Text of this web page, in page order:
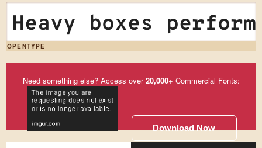
Heavy boxes
OPENTYPE
Need something else? Access over20,000+ Commercial Fonts:
Download Now